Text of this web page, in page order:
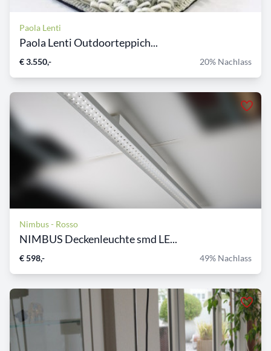
Paola Lenti
Paola Lenti Outdoorteppich...
€ 3.550,- 20% Nachlass
Nimbus - Rosso
NIMBUS Deckenleuchte smd LE...
€ 598,- 49% Nachlass